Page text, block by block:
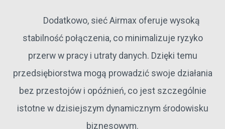
Dodatkowo, sieć Airmax oferuje wysoką
stabilność połączenia, co minimalizuje ryzyko
przerw w pracy i utraty danych. Dzięki temu
przedsiębiorstwa mogą prowadzić swoje działania
bez przestojów i opóźnień, co jest szczególnie
istotne w dzisiejszym dynamicznym środowisku
biznesowym.